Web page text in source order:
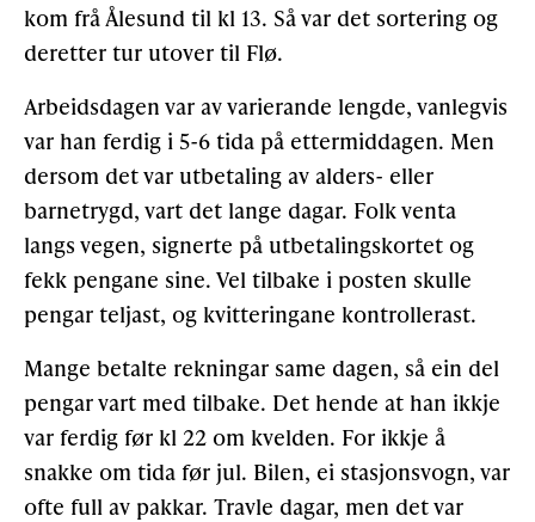
kom frå Ålesund til kl 13. Så var det sortering og
deretter tur utover til Flø.
Arbeidsdagen var av varierande lengde, vanlegvis
var han ferdig i 5-6 tida på ettermiddagen. Men
dersom det var utbetaling av alders- eller
barnetrygd, vart det lange dagar. Folk venta
langs vegen, signerte på utbetalingskortet og
fekk pengane sine. Vel tilbake i posten skulle
pengar teljast, og kvitteringane kontrollerast.
Mange betalte rekningar same dagen, så ein del
pengar vart med tilbake. Det hende at han ikkje
var ferdig før kl 22 om kvelden. For ikkje å
snakke om tida før jul. Bilen, ei stasjonsvogn, var
ofte full av pakkar. Travle dagar, men det var